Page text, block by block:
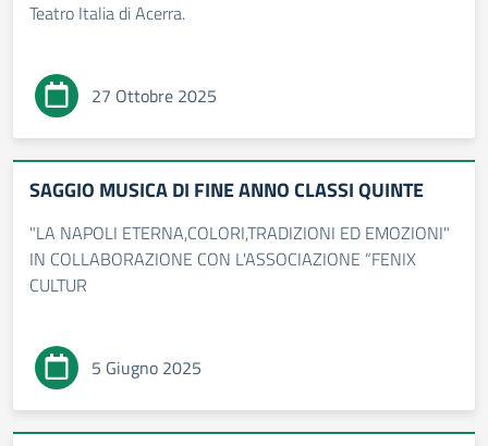
Teatro Italia di Acerra.
27 Ottobre 2025
SAGGIO MUSICA DI FINE ANNO CLASSI QUINTE
"LA NAPOLI ETERNA,COLORI,TRADIZIONI ED EMOZIONI"
IN COLLABORAZIONE CON L'ASSOCIAZIONE “FENIX
CULTUR
5 Giugno 2025